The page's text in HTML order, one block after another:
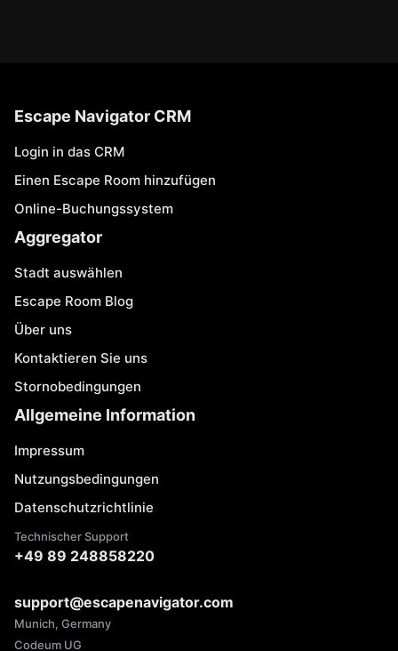
Escape Navigator CRM
Login in das CRM
Einen Escape Room hinzufügen
Online-Buchungssystem
Aggregator
Stadt auswählen
Escape Room Blog
Über uns
Kontaktieren Sie uns
Stornobedingungen
Allgemeine Information
Impressum
Nutzungsbedingungen
Datenschutzrichtlinie
Technischer Support
+49 89 248858220
support@escapenavigator.com
Munich, Germany
Codeum UG